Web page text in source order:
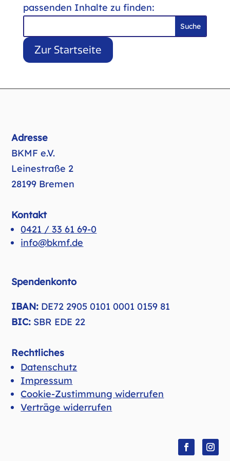
passenden Inhalte zu finden:
Zur Startseite
Adresse
BKMF e.V.
Leinestraße 2
28199 Bremen
Kontakt
0421 / 33 61 69-0
info@bkmf.de
Spendenkonto
IBAN: DE72 2905 0101 0001 0159 81
BIC: SBR EDE 22
Rechtliches
Datenschutz
Impressum
Cookie-Zustimmung widerrufen
Verträge widerrufen